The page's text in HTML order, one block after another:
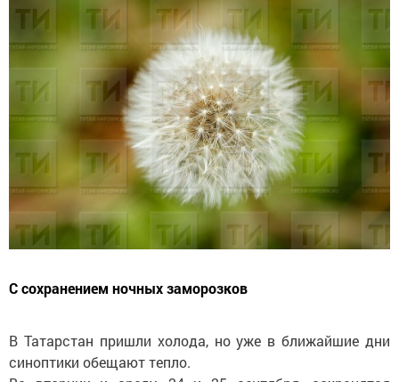
синоптики обещают тепло.
Во вторник и среду, 24 и 25 сентября, сохранятся